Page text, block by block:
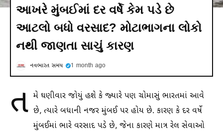
આખરે મુંબઈમાં દર વર્ષે કેમ પડે છે
આટલો બધો વરસાદ? મોટાભાગના લોકો
નથી જાણતા સાચું કારણ
નવભારત સમય 1 month ago
ત મે ઘણીવાર જોયું હશે કે જ્યારે પણ ચોમાસું ભારતમાં આવે
છે, ત્યારે બધાની નજર મુંબઈ પર હોય છે. કારણ કે દર વર્ષે
મુંબઈમાં ભારે વરસાદ પડે છે, જેના કારણે માત્ર રેલ સેવાઓ